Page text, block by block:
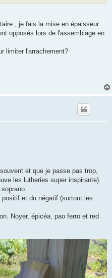
; je fais la mise en épaisseur
opposés lors de l'assemblage en
limiter l'arrachement?
et que je passe pas trop,
les lutheries super inspirante).
et du négatif (surtout les
Noyer, épicéa, pao ferro et red